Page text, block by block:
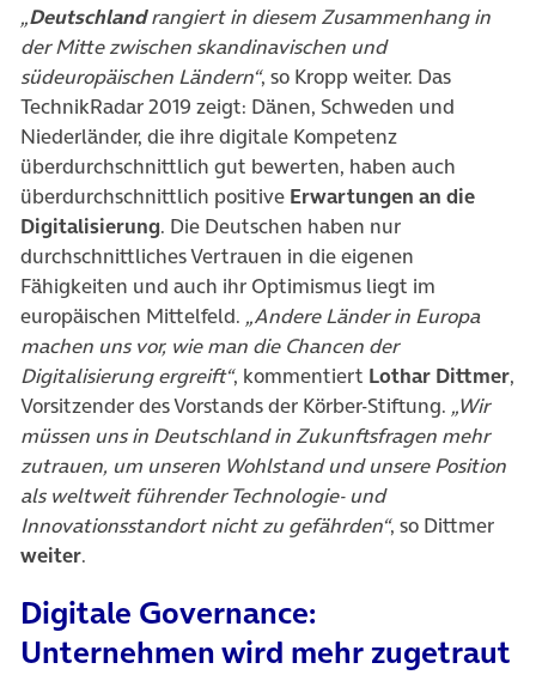
„Deutschlandrangiert in diesem Zusammenhang in
der Mitte zwischen skandinavischen und
südeuropäischen Ländern“, so Kropp weiter. Das
TechnikRadar 2019 zeigt: Dänen, Schweden und
Niederländer, die ihre digitale Kompetenz
überdurchschnittlich gut bewerten, haben auch
überdurchschnittlich positive Erwartungen an die
Digitalisierung. Die Deutschen haben nur
durchschnittliches Vertrauen in die eigenen
Fähigkeiten und auch ihr Optimismus liegt im
europäischen Mittelfeld. „Andere Länder in Europa
machen uns vor, wie man die Chancen der
Digitalisierung ergreift“, kommentiert Lothar Dittmer,
Vorsitzender des Vorstands der Körber-Stiftung. „Wir
müssen uns in Deutschland in Zukunftsfragen mehr
zutrauen, um unseren Wohlstand und unsere Position
als weltweit führender Technologie- und
Innovationsstandort nicht zu gefährden“, so Dittmer
weiter.
Digitale Governance:
Unternehmen wird mehr zugetraut